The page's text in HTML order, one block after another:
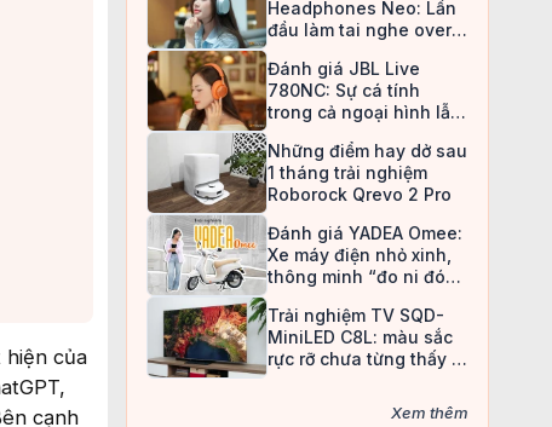
của
cạnh
Headphones Neo: Lần
đầu làm tai nghe over-
an toàn
Đánh giá JBL Live
780NC: Sự cá tính
trong cả ngoại hình lẫn
Những điểm hay dở sau
1 tháng trải nghiệm
Roborock Qrevo 2 Pro
Đánh giá YADEA Omee:
Xe máy điện nhỏ xinh,
thông minh “đo ni đóng
Trải nghiệm TV SQD-
MiniLED C8L: màu sắc
rực rỡ chưa từng thấy ở
Xem thêm